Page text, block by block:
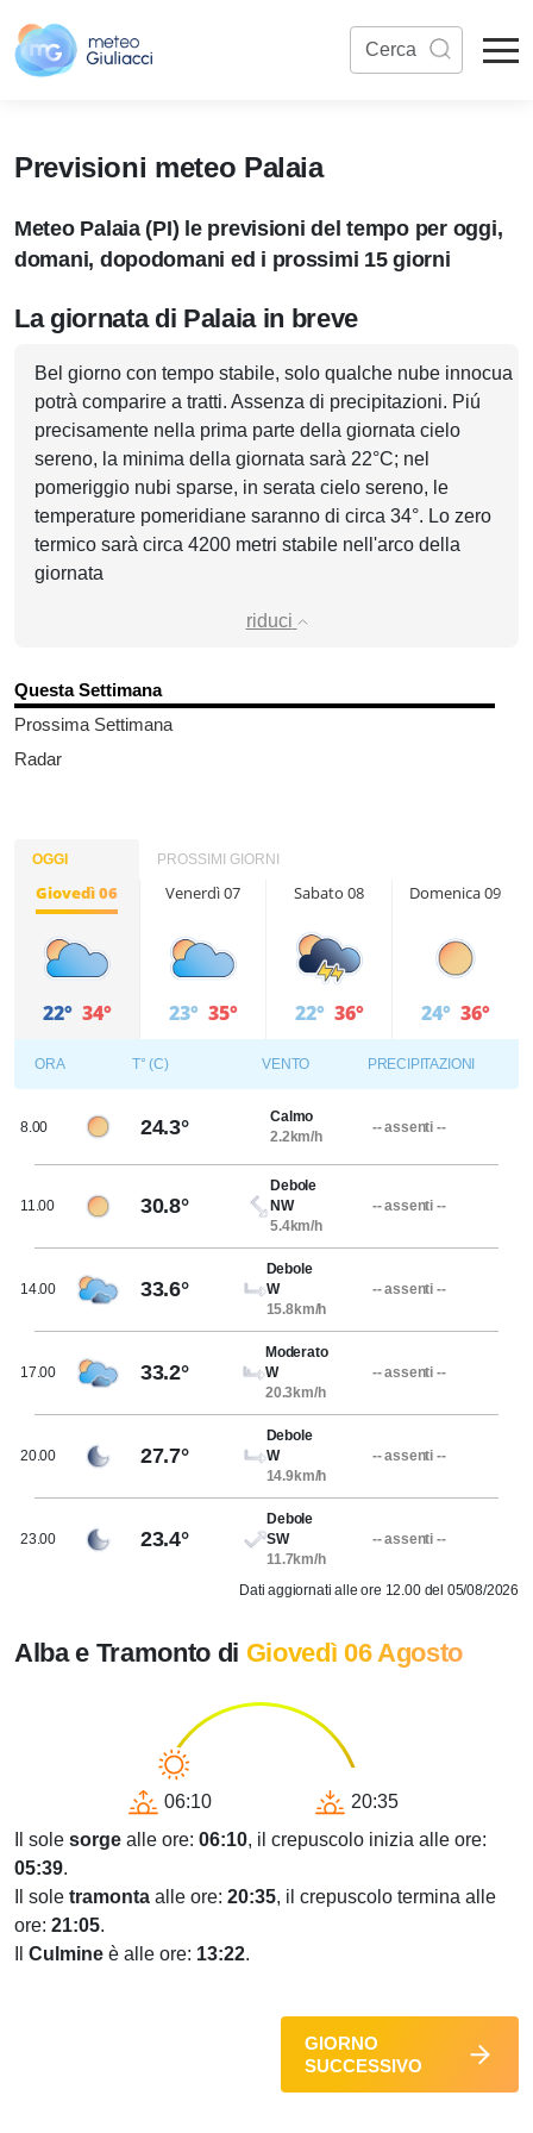
Previsioni meteo Palaia
Meteo Palaia (PI) le previsioni del tempo per oggi,
domani, dopodomani ed i prossimi 15 giorni
La giornata di Palaia in breve
Bel giorno con tempo stabile, solo qualche nube innocua
potrà comparire a tratti. Assenza di precipitazioni. Piú
precisamente nella prima parte della giornata cielo
sereno, la minima della giornata sarà 22°C; nel
pomeriggio nubi sparse, in serata cielo sereno, le
temperature pomeridiane saranno di circa 34°. Lo zero
termico sarà circa 4200 metri stabile nell'arco della
giornata
riduci
Questa Settimana
Prossima Settimana
Radar
OGGI PROSSIMI GIORNI
Giovedì 06
22° 34°
Venerdì 07
23° 35°
Sabato 08
22° 36°
Domenica 09
24° 36°
ORA T° (C) VENTO PRECIPITAZIONI
8.00 24.3°
Calmo
2.2km/h
-- assenti --
11.00 30.8°
Debole
NW
5.4km/h
-- assenti --
14.00 33.6°
Debole
W
15.8km/h
-- assenti --
17.00 33.2°
Moderato
W
20.3km/h
-- assenti --
20.00 27.7°
Debole
W
14.9km/h
-- assenti --
23.00 23.4°
Debole
SW
11.7km/h
-- assenti --
Dati aggiornati alle ore 12.00 del 05/08/2026
Alba e Tramonto di Giovedì 06 Agosto
06:10
20:35
Il sole sorge alle ore: 06:10, il crepuscolo inizia alle ore:
05:39.
Il sole tramonta alle ore: 20:35, il crepuscolo termina alle
ore: 21:05.
Culmine è alle ore: 13:22.
GIORNO
SUCCESSIVO